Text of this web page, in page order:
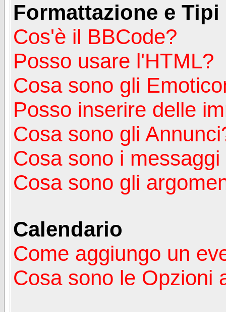
Formattazione e
Cos'è il BBCode?
Posso usare l'HTML?
Cosa sono gli
Posso inserire delle
Cosa sono gli
Cosa sono i
Cosa sono gli
Calendario
Come aggiungo un
Cosa sono le Opzioni